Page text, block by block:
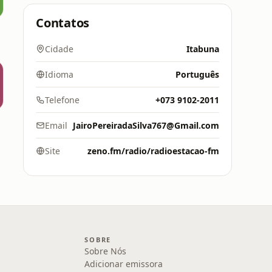
Contatos
Cidade Itabuna
Idioma Português
Telefone +073 9102-2011
Email JairoPereiradaSilva767@Gmail.com
Site zeno.fm/radio/radioestacao-fm
SOBRE
Sobre Nós
Adicionar emissora